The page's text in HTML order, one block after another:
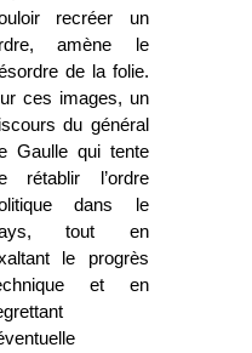
recréer un
amène le
de la folie.
ces images, un
du général
Gaulle qui tente
rétablir l’ordre
dans le
tout en
le progrès
et en